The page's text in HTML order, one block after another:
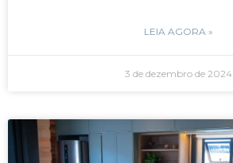
LEIA AGORA »
3 de dezembro de 2024